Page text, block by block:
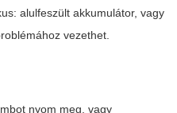
alulfeszült akkumulátor, vagy
vezethet.
nyom meg, vagy